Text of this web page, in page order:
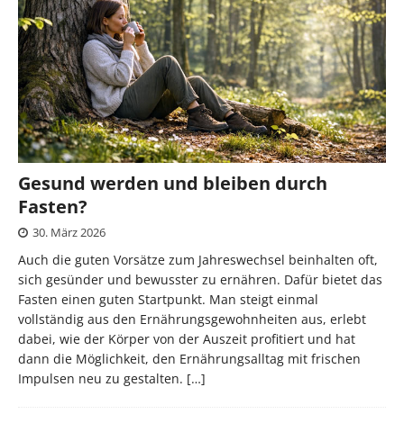
Gesund werden und bleiben durch
Fasten?
30. März 2026
Auch die guten Vorsätze zum Jahreswechsel beinhalten oft,
sich gesünder und bewusster zu ernähren. Dafür bietet das
Fasten einen guten Startpunkt. Man steigt einmal
vollständig aus den Ernährungsgewohnheiten aus, erlebt
dabei, wie der Körper von der Auszeit profitiert und hat
dann die Möglichkeit, den Ernährungsalltag mit frischen
Impulsen neu zu gestalten. […]